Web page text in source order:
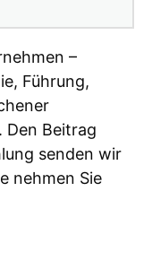
–
Führung,
Den Beitrag
senden wir
nehmen Sie